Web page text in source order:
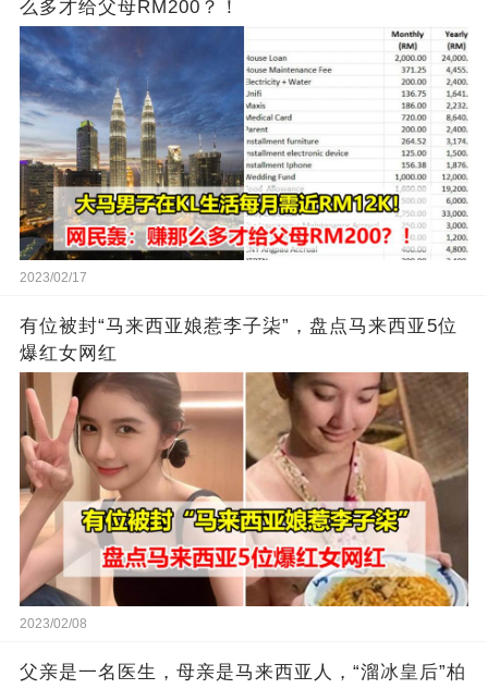
么多才给父母RM200？！
2023/02/17
有位被封“马来西亚娘惹李子柒”，盘点马来西亚5位
爆红女网红
2023/02/08
父亲是一名医生，母亲是马来西亚人，“溜冰皇后”柏